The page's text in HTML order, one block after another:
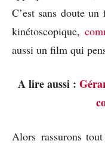
C’est sans doute
kinétoscopique,
aussi un film qui
A lire aussi :
Alors rassurons